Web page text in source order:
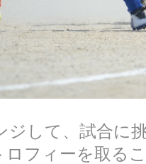
ジして、試合に
ロフィーを取る